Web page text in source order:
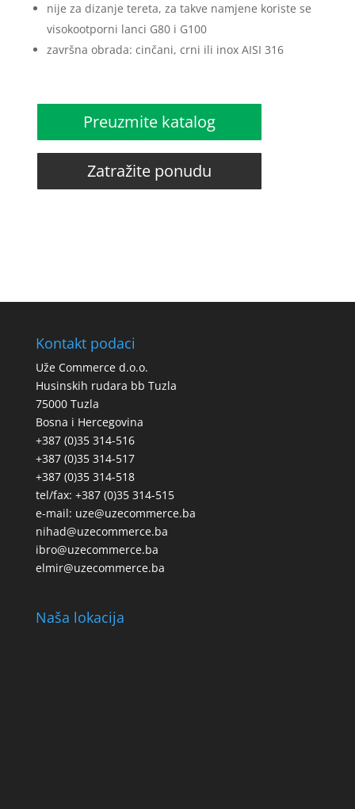
nije za dizanje tereta, za takve namjene koriste se
visokootporni lanci G80 i G100
završna obrada: cinčani, crni ili inox AISI 316
Preuzmite katalog
Zatražite ponudu
Kontakt podaci
Uže Commerce d.o.o.
Husinskih rudara bb Tuzla
75000 Tuzla
Bosna i Hercegovina
+387 (0)35 314-516
+387 (0)35 314-517
+387 (0)35 314-518
tel/fax: +387 (0)35 314-515
e-mail: uze@uzecommerce.ba
nihad@uzecommerce.ba
ibro@uzecommerce.ba
elmir@uzecommerce.ba
Naša lokacija